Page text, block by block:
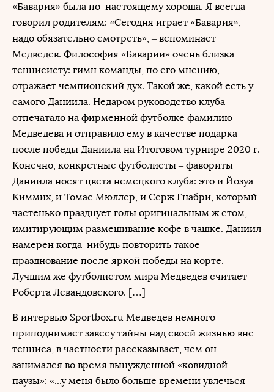
«Бавария» была по-настоящему хороша. Я всегда
говорил родителям: «Сегодня играет «Бавария»,
надо обязательно смотреть», – вспоминает
Медведев. Философия «Баварии» очень близка
теннисисту: гимн команды, по его мнению,
отражает чемпионский дух. Такой же, какой есть у
самого Даниила. Недаром руководство клуба
отпечатало на фирменной футболке фамилию
Медведева и отправило ему в качестве подарка
после победы Даниила на Итоговом турнире 2020 г.
Конечно, конкретные футболисты – фавориты
Даниила носят цвета немецкого клуба: это и Йозуа
Киммих, и Томас Мюллер, и Серж Гнабри, который
частенько празднует голы оригинальным ж стом,
имитирующим размешивание кофе в чашке. Даниил
намерен когда-нибудь повторить такое
празднование после яркой победы на корте.
Лучшим же футболистом мира Медведев считает
Роберта Левандовского. […]
В интервью Sportbox.ru Медведев немного
приподнимает завесу тайны над своей жизнью вне
тенниса, в частности рассказывает, чем он
занимался во время вынужденной «ковидной
паузы»: «...у меня было больше времени увлечься